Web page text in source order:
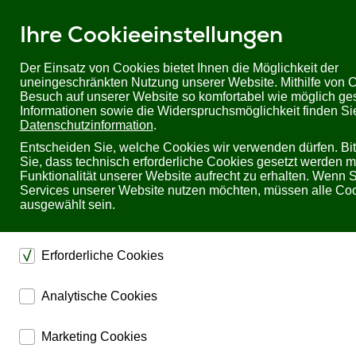
Ihre Cookieeinstellungen
Der Einsatz von Cookies bietet Ihnen die Möglichkeit der
uneingeschränkten Nutzung unserer Website. Mithilfe von
Besuch auf unserer Website so komfortabel wie möglich
Informationen sowie die Widerspruchsmöglichkeit finden
Datenschutzinformation.
Entscheiden Sie, welche Cookies wir verwenden dürfen.
Sie, dass technisch erforderliche Cookies gesetzt werden
Funktionalität unserer Website aufrecht zu erhalten. Wenn
Services unserer Website nutzen möchten, müssen alle
ausgewählt sein.
Erforderliche Cookies
dienen dem technischen einwandfreien Betrieb unserer
Speichern den Fortschritt Ihrer Bestellung
Analytische Cookies
ermöglichen eine Websiteanalyse, um das
kennenzulernen und die Website darauf abgestimmt zu
Marketing Cookies
Sie befinden sich hier:Startseite Produkte